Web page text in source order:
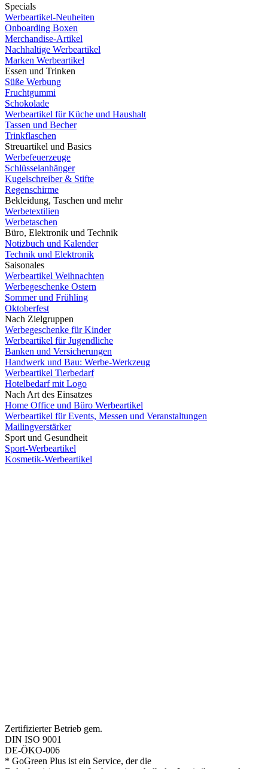
Specials
Werbeartikel-Neuheiten
Onboarding Boxen
Merchandise-Artikel
Nachhaltige Werbeartikel
Marken Werbeartikel
Essen und Trinken
Süße Werbung
Fruchtgummi
Schokolade
Werbeartikel für Küche und Haushalt
Tassen und Becher
Trinkflaschen
Streuartikel und Basics
Werbefeuerzeuge
Schlüsselanhänger
Kugelschreiber & Stifte
Regenschirme
Bekleidung, Taschen und mehr
Werbetextilien
Werbetaschen
Büro, Elektronik und Technik
Notizbuch und Kalender
Technik und Elektronik
Saisonales
Werbeartikel Weihnachten
Werbegeschenke Ostern
Sommer und Frühling
Oktoberfest
Nach Zielgruppen
Werbegeschenke für Kinder
Werbeartikel für Jugendliche
Banken und Versicherungen
Handwerk und Bau: Werbe-Werkzeug
Werbeartikel Tierbedarf
Hotelbedarf mit Logo
Nach Art des Einsatzes
Home Office und Büro Werbeartikel
Werbeartikel für Events, Messen und Veranstaltungen
Mailingverstärker
Sport und Gesundheit
Sport-Werbeartikel
Kosmetik-Werbeartikel
Zertifizierter Betrieb gem.
DIN ISO 9001
DE-ÖKO-006
* GoGreen Plus ist ein Service, der die